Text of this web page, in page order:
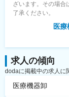
ざいます。その場合
了承ください。
医療
求人の傾向
dodaに掲載中の求人に
医療機器卸